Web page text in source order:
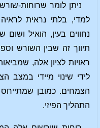
ניתן לומר שרוחות-
למדי, בלתי נראית
נחווים בעין, הואיל
תיווך זה שבין השורש
ראויות לציון אלה,
לידי שינוי מיידי במצב
הצמחים. כמובן
התהליך הפיזי.